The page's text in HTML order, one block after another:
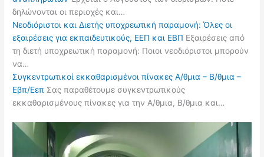
δηλώνονται οι περιοχές και…
Νεοδιόριστοι και Διετής υποχρεωτική παραμονή: Όλες οι
εξαιρέσεις για εκπαιδευτικούς, ΕΕΠ και ΕΒΠ Εξαιρέσεις από
τη διετή υποχρεωτική παραμονή: Ποιοι νεοδιόριστοι μπορούν
να…
Συγκεντρωτικοί εκκαθαρισμένοι πίνακες Α/θμια – Β/θμια –
Εβπ/Εεπ Σας παραθέτουμε συγκεντρωτικούς
εκκαθαρισμένους πίνακες για την Α/θμια, Β/θμια και…